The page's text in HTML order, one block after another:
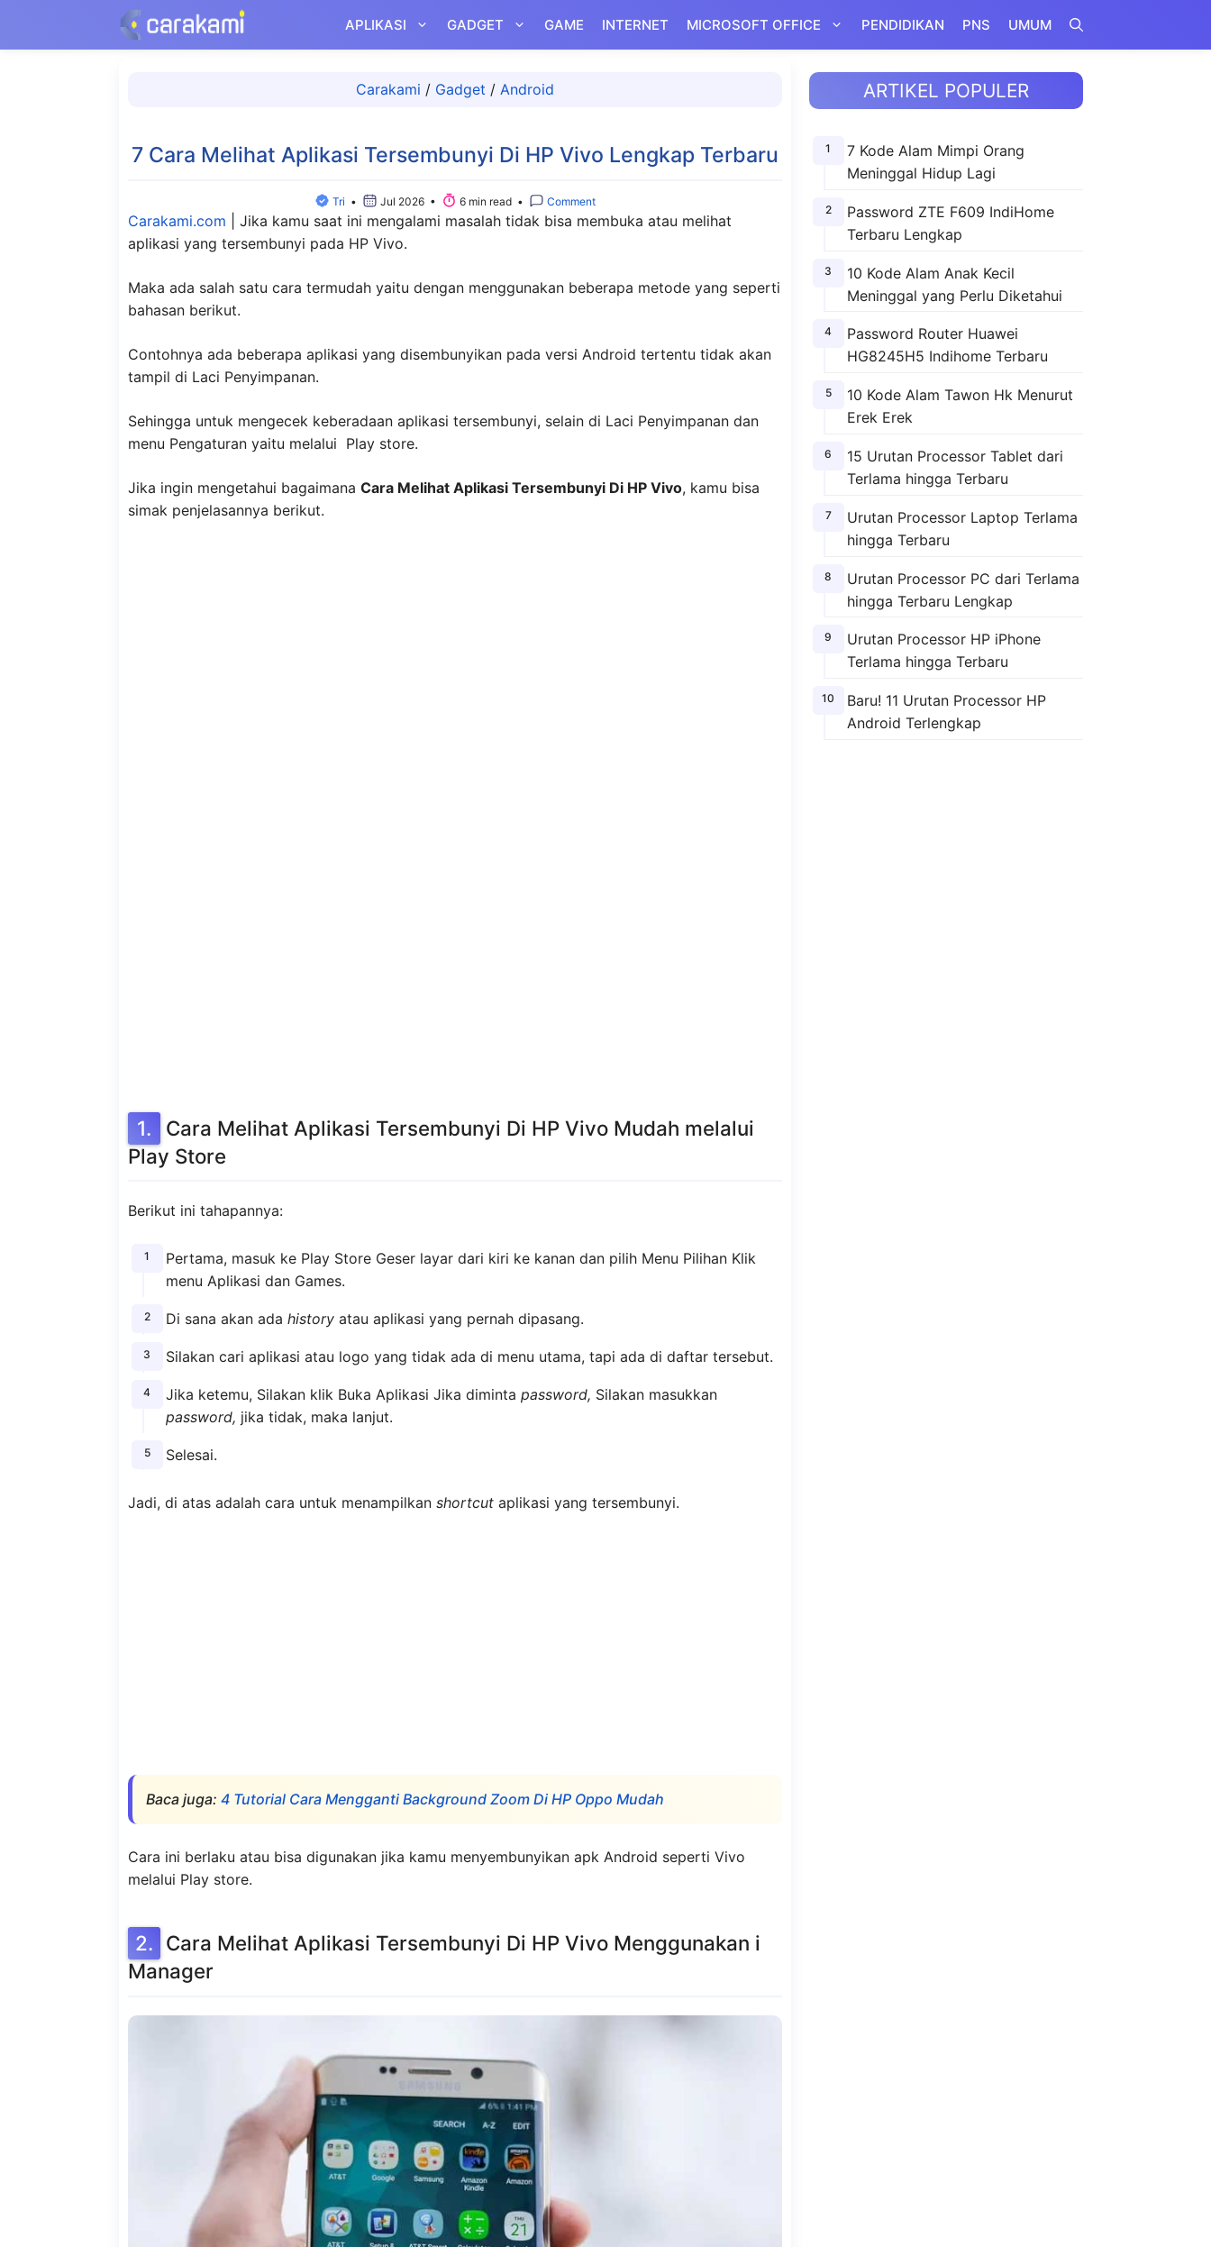
isi
APLIKASI GADGET GAME INTERNET MICROSOFT OFFICE PENDIDIKAN PNS UMUM
Carakami / Gadget / Android
7 Cara Melihat Aplikasi Tersembunyi Di HP Vivo Lengkap Terbaru
Tri • Jul 2026 • 6 min read • Comment
Carakami.com
Jika kamu saat ini mengalami masalah tidak bisa membuka atau melihat
aplikasi yang tersembunyi pada HP Vivo.
Maka ada salah satu cara termudah yaitu dengan menggunakan beberapa metode yang seperti
bahasan berikut.
Contohnya ada beberapa aplikasi yang disembunyikan pada versi Android tertentu tidak akan
tampil di Laci Penyimpanan.
Sehingga untuk mengecek keberadaan aplikasi tersembunyi, selain di Laci Penyimpanan dan
menu Pengaturan yaitu melalui Play store.
Jika ingin mengetahui bagaimana Cara Melihat Aplikasi Tersembunyi Di HP Vivo, kamu bisa
simak penjelasannya berikut.
Cara Melihat Aplikasi Tersembunyi Di HP Vivo Mudah melalui
Play Store
Berikut ini tahapannya:
Pertama, masuk ke Play Store Geser layar dari kiri ke kanan dan pilih Menu Pilihan Klik
menu Aplikasi dan Games.
Di sana akan ada historyatau aplikasi yang pernah dipasang.
Silakan cari aplikasi atau logo yang tidak ada di menu utama, tapi ada di daftar tersebut.
Jika ketemu, Silakan klik Buka Aplikasi Jika diminta password, Silakan masukkan
password, jika tidak, maka lanjut.
Selesai.
Jadi, di atas adalah cara untuk menampilkan shortcut aplikasi yang tersembunyi.
Baca juga: 4 Tutorial Cara Mengganti Background Zoom Di HP Oppo Mudah
Cara ini berlaku atau bisa digunakan jika kamu menyembunyikan apk Android seperti Vivo
melalui Play store.
Cara Melihat Aplikasi Tersembunyi Di HP Vivo Menggunakan i
Manager
ARTIKEL POPULER
7 Kode Alam Mimpi Orang
Meninggal Hidup Lagi
Password ZTE F609 IndiHome
Terbaru Lengkap
10 Kode Alam Anak Kecil
Meninggal yang Perlu Diketahui
Password Router Huawei
HG8245H5 Indihome Terbaru
10 Kode Alam Tawon Hk Menurut
Erek Erek
15 Urutan Processor Tablet dari
Terlama hingga Terbaru
Urutan Processor Laptop Terlama
hingga Terbaru
Urutan Processor PC dari Terlama
hingga Terbaru Lengkap
Urutan Processor HP iPhone
Terlama hingga Terbaru
Baru! 11 Urutan Processor HP
Android Terlengkap